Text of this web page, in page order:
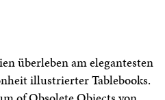
überleben am elegantesten
illustrierter Tablebooks.